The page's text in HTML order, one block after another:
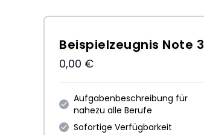
Beispielzeugnis Note 3
0,00 €
Aufgabenbeschreibung für
nahezu alle Berufe
Sofortige Verfügbarkeit